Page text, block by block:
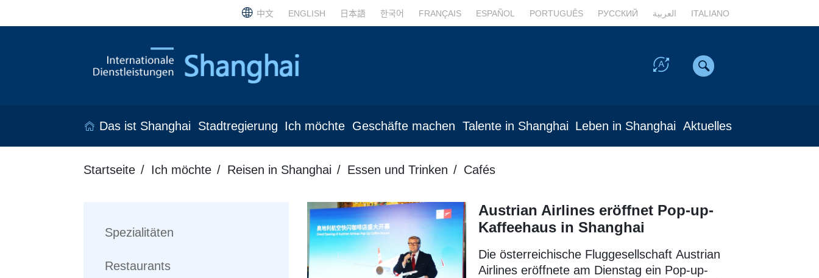
中文 ENGLISH 日本語 한국어 FRANÇAIS ESPAÑOL PORTUGUÊS РУССКИЙ العربية ITALIANO
Das ist Shanghai Stadtregierung Ich möchte Geschäfte machen Talente in Shanghai Leben in Shanghai Aktuelles
Startseite Ich möchte Reisen in Shanghai Essen und Trinken Cafés
Spezialitäten
Restaurants
Austrian Airlines eröffnet Pop-up-
Kaffeehaus in Shanghai
Die österreichische Fluggesellschaft Austrian
Airlines eröffnete am Dienstag ein Pop-up-